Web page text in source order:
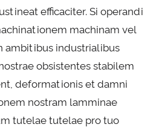
efficaciter. Si operandi
machinam vel
ambitibus industrialibus
obsistentes stabilem
deformationis et damni
nostram lamminae
tutelae tutelae pro tuo